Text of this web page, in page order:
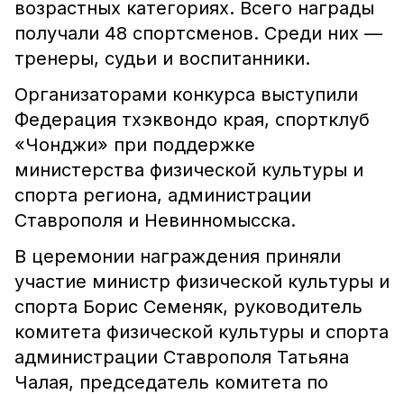
возрастных категориях. Всего награды
получали 48 спортсменов. Среди них —
тренеры, судьи и воспитанники.
Организаторами конкурса выступили
Федерация тхэквондо края, спортклуб
«Чонджи» при поддержке
министерства физической культуры и
спорта региона, администрации
Ставрополя и Невинномысска.
В церемонии награждения приняли
участие министр физической культуры и
спорта Борис Семеняк, руководитель
комитета физической культуры и спорта
администрации Ставрополя Татьяна
Чалая, председатель комитета по